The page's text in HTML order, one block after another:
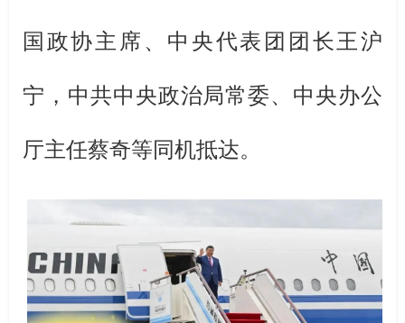
国政协主席、中央代表团团长王沪
宁，中共中央政治局常委、中央办公
厅主任蔡奇等同机抵达。